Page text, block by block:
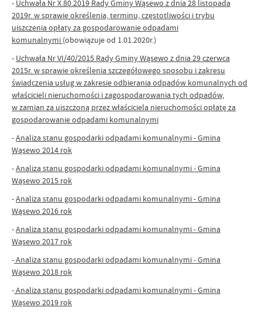
- Uchwała Nr X.80.2019 Rady Gminy Wąsewo z dnia 28 listopada
2019r. w sprawie określenia, terminu, częstotliwości i trybu
uiszczenia opłaty za gospodarowanie odpadami
komunalnymi (obowiązuje od 1.01.2020r.)
- Uchwała Nr VI/40/2015 Rady Gminy Wąsewo z dnia 29 czerwca
2015r. w sprawie określenia szczegółowego sposobu i zakresu
świadczenia usług w zakresie odbierania odpadów komunalnych od
właścicieli nieruchomości i zagospodarowania tych odpadów,
w zamian za uiszczoną przez właściciela nieruchomości opłatę za
gospodarowanie odpadami komunalnymi
-Analiza stanu gospodarki odpadami komunalnymi - Gmina
Wąsewo 2014 rok
-Analiza stanu gospodarki odpadami komunalnymi - Gmina
Wąsewo 2015 rok
-Analiza stanu gospodarki odpadami komunalnymi - Gmina
Wąsewo 2016 rok
-Analiza stanu gospodarki odpadami komunalnymi - Gmina
Wąsewo 2017 rok
-Analiza stanu gospodarki odpadami komunalnymi - Gmina
Wąsewo 2018 rok
-Analiza stanu gospodarki odpadami komunalnymi - Gmina
Wąsewo 2019 rok